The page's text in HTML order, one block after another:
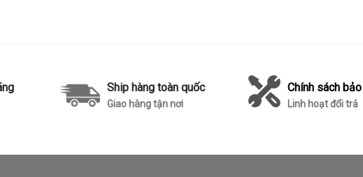
Ship hàng toàn quốc
Giao hàng tận nơi
Chính sách
Linh hoạt đổi trả